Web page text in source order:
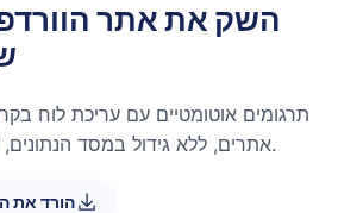
השק את אתר
תרגומים אוטומטיים עם עריכת לוח
אתרים, ללא גידול במסד הנתונים, וביצועים מהירים במיוחד.
הורד את